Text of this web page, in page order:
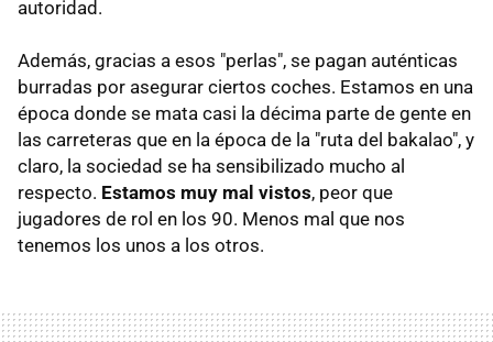
autoridad.
Además, gracias a esos "perlas", se pagan auténticas
burradas por asegurar ciertos coches. Estamos en una
época donde se mata casi la décima parte de gente en
las carreteras que en la época de la "ruta del bakalao", y
claro, la sociedad se ha sensibilizado mucho al
respecto. Estamos muy mal vistos, peor que
jugadores de rol en los 90. Menos mal que nos
tenemos los unos a los otros.